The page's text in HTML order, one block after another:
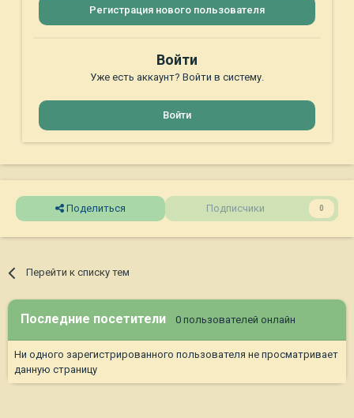
Регистрация нового пользователя
Войти
Уже есть аккаунт? Войти в систему.
Войти
Поделиться Подписчики 0
Перейти к списку тем
Последние посетители 0 пользователей онлайн
Ни одного зарегистрированного пользователя не просматривает
данную страницу